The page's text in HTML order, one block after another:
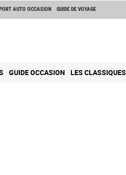
AUTO OCCASION GUIDE DE VOYAGE
GUIDE OCCASION LES CLASSIQUES